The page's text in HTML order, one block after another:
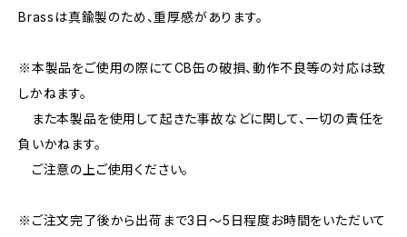
Brassは真鍮製のため、重厚感があります。
※本製品をご使用の際にてCB缶の破損、動作不良等の対応は致
しかねます。
また本製品を使用して起きた事故などに関して、一切の責任を
負いかねます。
ご注意の上ご使用ください。
※ご注文完了後から出荷まで3日～5日程度お時間をいただいて